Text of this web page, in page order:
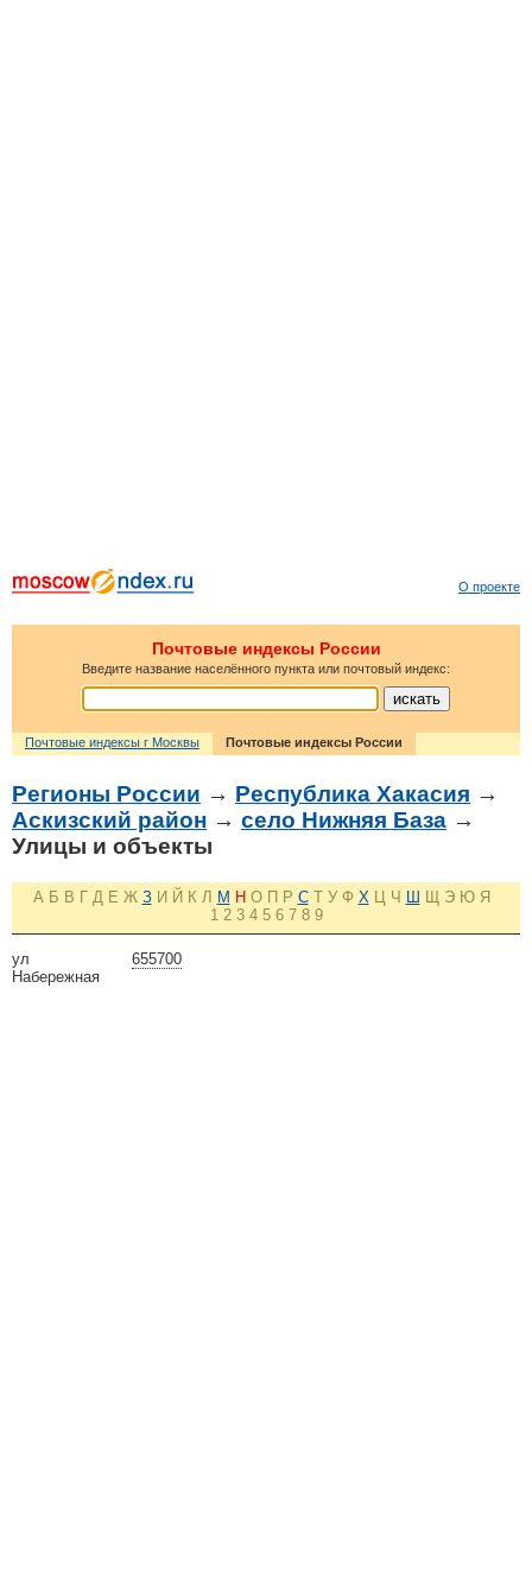
О проекте
Почтовые индексы России
Введите название населённого пункта или почтовый индекс:
Почтовые индексы г Москвы Почтовые индексы России
Регионы России → Республика Хакасия →
Аскизский район → село Нижняя База →
Улицы и объекты
А Б В Г Д Е Ж З И Й К Л М Н О П Р С Т У Ф Х Ц Ч Ш Щ Э Ю Я
1 2 3 4 5 6 7 8 9
655700
ул
Набережная